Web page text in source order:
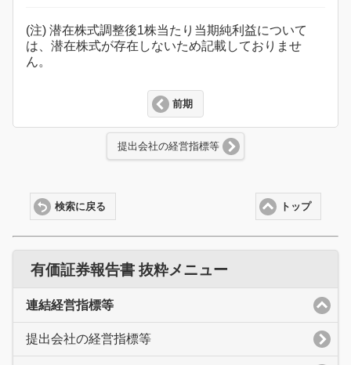
(注) 潜在株式調整後1株当たり当期純利益について
は、潜在株式が存在しないため記載しておりませ
ん。
前期
提出会社の経営指標等
トップ
検索に戻る
有価証券報告書 抜粋メニュー
連結経営指標等
提出会社の経営指標等